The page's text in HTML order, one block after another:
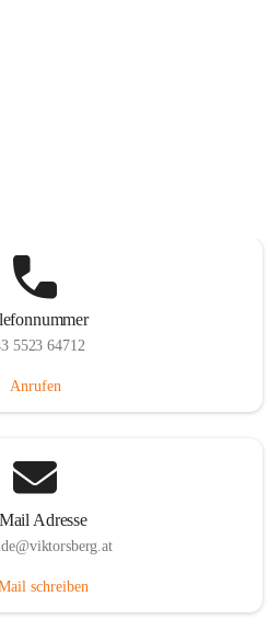
5523 64712
Anrufen
Adresse
schreiben